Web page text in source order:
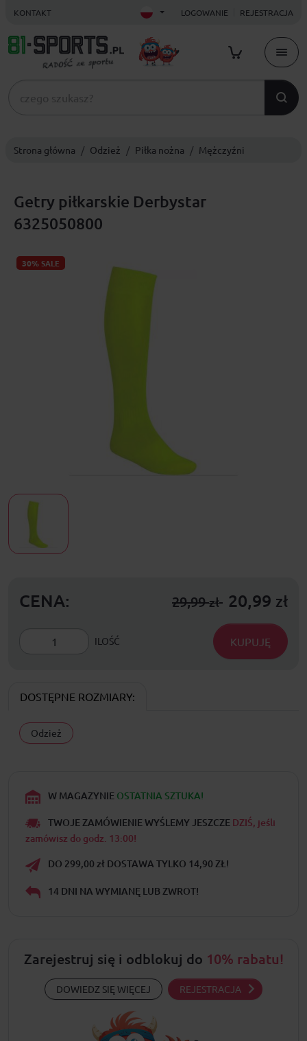
KONTAKT LOGOWANIE REJESTRACJA
Strona główna Odzież Piłka nożna Mężczyźni
Getry piłkarskie Derbystar
6325050800
30% SALE
CENA: 29,99zł 20,99 zł
ILOŚĆ KUPUJĘ
DOSTĘPNE ROZMIARY:
Odzież
W MAGAZYNIE OSTATNIA SZTUKA!
TWOJE ZAMÓWIENIE WYŚLEMY JESZCZE DZIŚ, jeśli
zamówisz do godz. 13:00!
DO 299,00 zł DOSTAWA TYLKO 14,90 ZŁ!
14 DNI NA WYMIANĘ LUB ZWROT!
Zarejestruj się i odblokuj do 10% rabatu!
DOWIEDZ SIĘ WIĘCEJ REJESTRACJA